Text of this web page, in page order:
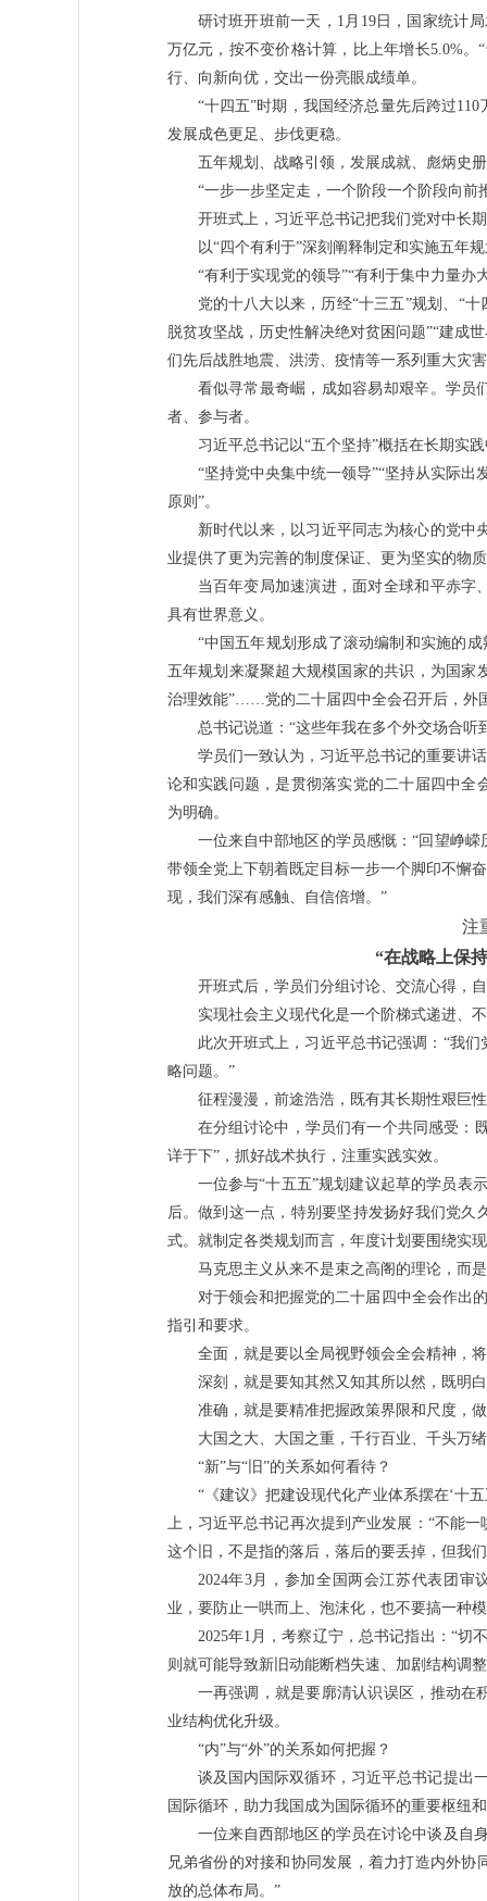
研讨班开班前一天，1月19日，国家统计
万亿元，按不变价格计算，比上年增长5.0%
行、向新向优，交出一份亮眼成绩单。
“十四五”时期，我国经济总量先后跨过
发展成色更足、步伐更稳。
五年规划、战略引领，发展成就、彪炳史
“一步一步坚定走，一个阶段一个阶段向
开班式上，习近平总书记把我们党对中长
以“四个有利于”深刻阐释制定和实施五年
“有利于实现党的领导”“有利于集中力量办
党的十八大以来，历经“十三五”规划、“
脱贫攻坚战，历史性解决绝对贫困问题”“建成
们先后战胜地震、洪涝、疫情等一系列重大灾
看似寻常最奇崛，成如容易却艰辛。学员
者、参与者。
习近平总书记以“五个坚持”概括在长期实
“坚持党中央集中统一领导”“坚持从实际出
原则”。
新时代以来，以习近平同志为核心的党中
业提供了更为完善的制度保证、更为坚实的物
当百年变局加速演进，面对全球和平赤字
具有世界意义。
“中国五年规划形成了滚动编制和实施的
五年规划来凝聚超大规模国家的共识，为国
治理效能”……党的二十届四中全会召开后，外
总书记说道：“这些年我在多个外交场合
学员们一致认为，习近平总书记的重要讲
论和实践问题，是贯彻落实党的二十届四中
为明确。
一位来自中部地区的学员感慨：“回望峥
带领全党上下朝着既定目标一步一个脚印不懈
现，我们深有感触、自信倍增。”
注
“在战略上保
开班式后，学员们分组讨论、交流心得，
实现社会主义现代化是一个阶梯式递进、
此次开班式上，习近平总书记强调：“我
略问题。”
征程漫漫，前途浩浩，既有其长期性艰巨
在分组讨论中，学员们有一个共同感受：
详于下”，抓好战术执行，注重实践实效。
一位参与“十五五”规划建议起草的学员表
后。做到这一点，特别要坚持发扬好我们党
式。就制定各类规划而言，年度计划要围绕实
马克思主义从来不是束之高阁的理论，而
对于领会和把握党的二十届四中全会作出
指引和要求。
全面，就是要以全局视野领会全会精神，
深刻，就是要知其然又知其所以然，既明
准确，就是要精准把握政策界限和尺度，
大国之大、大国之重，千行百业、千头万
“新”与“旧”的关系如何看待？
“《建议》把建设现代化产业体系摆在‘十
上，习近平总书记再次提到产业发展：“不能
这个旧，不是指的落后，落后的要丢掉，但我
2024年3月，参加全国两会江苏代表团审
业，要防止一哄而上、泡沫化，也不要搞一种
2025年1月，考察辽宁，总书记指出：“切
则就可能导致新旧动能断档失速、加剧结构调
一再强调，就是要廓清认识误区，推动在
业结构优化升级。
“内”与“外”的关系如何把握？
谈及国内国际双循环，习近平总书记提出
国际循环，助力我国成为国际循环的重要枢纽
一位来自西部地区的学员在讨论中谈及自
兄弟省份的对接和协同发展，着力打造内外
放的总体布局。”